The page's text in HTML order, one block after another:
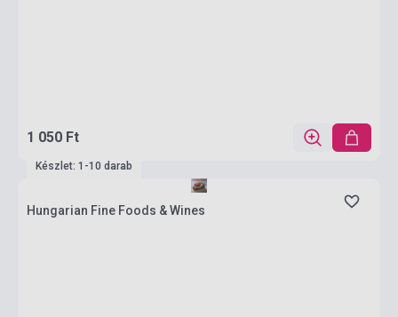
1 050 Ft
Készlet: 1-10 darab
Hungarian Fine Foods & Wines